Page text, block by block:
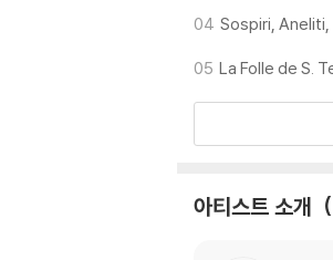
04 Sospiri,
05 La Folle de S.
아티스트 소개